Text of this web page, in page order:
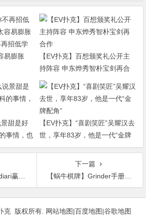
再招低学
易膨胀
【EV扑克】百想颁奖礼公开主
持阵容 申东烨秀智朴宝剑再合
作
景甜是好
事情，也
【EV扑克】“喜剧笑匠”吴耀汉去
世，享年83岁，他是一代“金牌
配角”
再来一场复赛
下一篇
【蜗牛棋牌】Grinder手册-22：持续下注－5
克 版权所有. 网站地图|百度地图|谷歌地图